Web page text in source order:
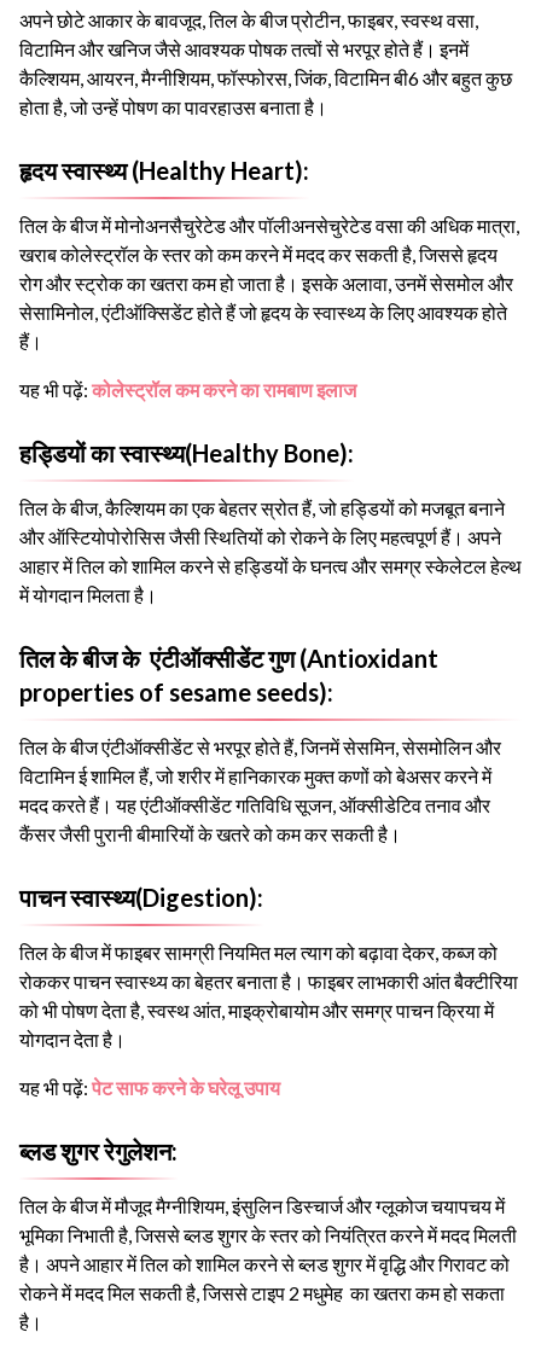
अपने छोटे आकार के बावजूद, तिल के बीज प्रोटीन, फाइबर, स्वस्थ वसा,
विटामिन और खनिज जैसे आवश्यक पोषक तत्वों से भरपूर होते हैं। इनमें
कैल्शियम, आयरन, मैग्नीशियम, फॉस्फोरस, जिंक, विटामिन बी6 और बहुत कुछ
होता है, जो उन्हें पोषण का पावरहाउस बनाता है।
हृदय स्वास्थ्य (Healthy Heart):
तिल के बीज में मोनोअनसैचुरेटेड और पॉलीअनसेचुरेटेड वसा की अधिक मात्रा,
खराब कोलेस्ट्रॉल के स्तर को कम करने में मदद कर सकती है, जिससे हृदय
रोग और स्ट्रोक का खतरा कम हो जाता है। इसके अलावा, उनमें सेसमोल और
सेसामिनोल, एंटीऑक्सिडेंट होते हैं जो हृदय के स्वास्थ्य के लिए आवश्यक होते
हैं।
यह भी पढ़ें: कोलेस्ट्रॉल कम करने का रामबाण इलाज
हड्डियों का स्वास्थ्य(Healthy Bone):
तिल के बीज, कैल्शियम का एक बेहतर स्रोत हैं, जो हड्डियों को मजबूत बनाने
और ऑस्टियोपोरोसिस जैसी स्थितियों को रोकने के लिए महत्वपूर्ण हैं। अपने
आहार में तिल को शामिल करने से हड्डियों के घनत्व और समग्र स्केलेटल हेल्थ
में योगदान मिलता है।
तिल के बीज के एंटीऑक्सीडेंट गुण (Antioxidant
properties of sesame seeds):
तिल के बीज एंटीऑक्सीडेंट से भरपूर होते हैं, जिनमें सेसमिन, सेसमोलिन और
विटामिन ई शामिल हैं, जो शरीर में हानिकारक मुक्त कणों को बेअसर करने में
मदद करते हैं। यह एंटीऑक्सीडेंट गतिविधि सूजन, ऑक्सीडेटिव तनाव और
कैंसर जैसी पुरानी बीमारियों के खतरे को कम कर सकती है।
पाचन स्वास्थ्य(Digestion):
तिल के बीज में फाइबर सामग्री नियमित मल त्याग को बढ़ावा देकर, कब्ज को
रोककर पाचन स्वास्थ्य का बेहतर बनाता है। फाइबर लाभकारी आंत बैक्टीरिया
को भी पोषण देता है, स्वस्थ आंत, माइक्रोबायोम और समग्र पाचन क्रिया में
योगदान देता है।
यह भी पढ़ें: पेट साफ करने के घरेलू उपाय
ब्लड शुगर रेगुलेशन:
तिल के बीज में मौजूद मैग्नीशियम, इंसुलिन डिस्चार्ज और ग्लूकोज चयापचय में
भूमिका निभाती है, जिससे ब्लड शुगर के स्तर को नियंत्रित करने में मदद मिलती
है। अपने आहार में तिल को शामिल करने से ब्लड शुगर में वृद्धि और गिरावट को
रोकने में मदद मिल सकती है, जिससे टाइप 2 मधुमेह का खतरा कम हो सकता
है।